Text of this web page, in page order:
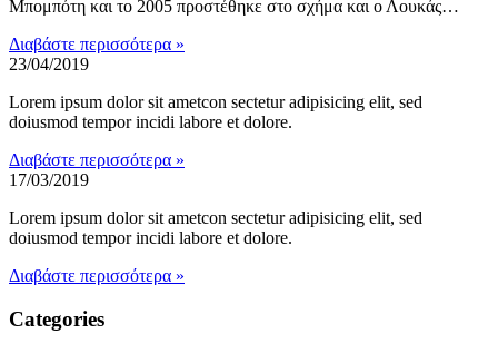
Μπομπότη και το 2005 προστέθηκε στο σχήμα και ο Λουκάς…
Διαβάστε περισσότερα »
23/04/2019
Lorem ipsum dolor sit ametcon sectetur adipisicing elit, sed
doiusmod tempor incidi labore et dolore.
Διαβάστε περισσότερα »
17/03/2019
Lorem ipsum dolor sit ametcon sectetur adipisicing elit, sed
doiusmod tempor incidi labore et dolore.
Διαβάστε περισσότερα »
Categories